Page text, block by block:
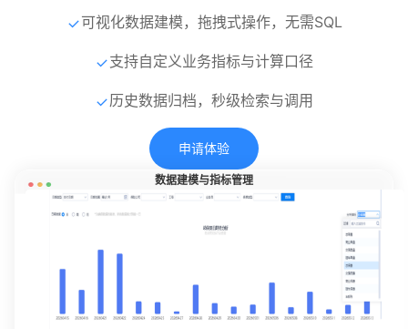
可视化数据建模，拖拽式操作，无需SQL
支持自定义业务指标与计算口径
历史数据归档，秒级检索与调用
申请体验
数据建模与指标管理